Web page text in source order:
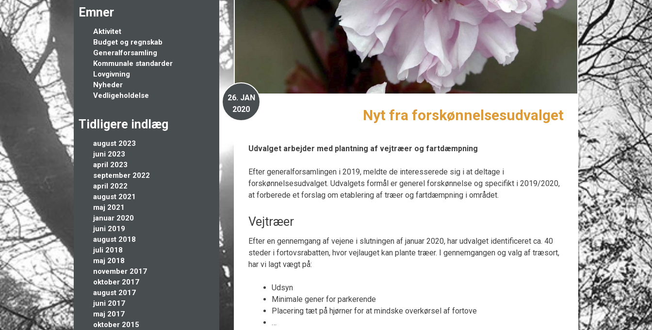
26. JAN
2020
Nyt fra forskønnelsesudvalget
Udvalget arbejder med plantning af vejtræer og fartdæmpning
Efter generalforsamlingen i 2019, meldte de interesserede sig i at deltage i
forskønnelsesudvalget. Udvalgets formål er generel forskønnelse og specifikt i 2019/2020,
at forberede et forslag om etablering af træer og fartdæmpning i området.
Vejtræer
Efter en gennemgang af vejene i slutningen af januar 2020, har udvalget identificeret ca. 40
steder i fortovsrabatten, hvor vejlauget kan plante træer. I gennemgangen og valg af træsort,
har vi lagt vægt på:
Udsyn
Minimale gener for parkerende
Placering tæt på hjørner for at mindske overkørsel af fortove
…
Emner
Aktivitet
Budget og regnskab
Generalforsamling
Kommunale standarder
Lovgivning
Nyheder
Vedligeholdelse
Tidligere indlæg
august 2023
juni 2023
april 2023
september 2022
april 2022
august 2021
maj 2021
januar 2020
juni 2019
august 2018
juli 2018
maj 2018
november 2017
oktober 2017
august 2017
juni 2017
maj 2017
oktober 2015